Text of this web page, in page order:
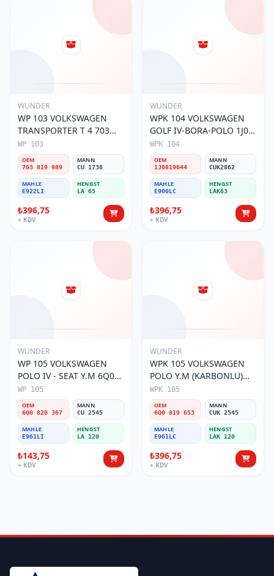
WUNDER
WP 103 VOLKSWAGEN
TRANSPORTER T 4 703
819 989 Polen Filtresi
WP 103
OEM
703 819 989
MANN
CU 1738
MAHLE
E922LI
HENGST
LA 65
₺396,75
+ KDV
WUNDER
WPK 104 VOLKSWAGEN
GOLF IV-BORA-POLO 1J0
819 644 Polen Filtresi
WPK 104
OEM
1J0819644
MANN
CUK2862
MAHLE
E900LC
HENGST
LAK63
₺396,75
+ KDV
WUNDER
WP 105 VOLKSWAGEN
POLO IV - SEAT Y.M 6Q0
820 367 Polen Filtresi
WP 105
OEM
6Q0 820 367
MANN
CU 2545
MAHLE
E961LI
HENGST
LA 120
₺143,75
+ KDV
WUNDER
WPK 105 VOLKSWAGEN
POLO Y.M (KARBONLU)
6Q0 819 653 Polen Filtresi
WPK 105
OEM
6Q0 819 653
MANN
CUK 2545
MAHLE
E961LC
HENGST
LAK 120
₺396,75
+ KDV